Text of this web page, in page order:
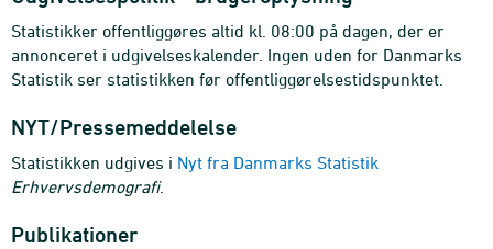
Statistikker offentliggøres altid kl. 08:00 på dagen, der er
annonceret i udgivelseskalender. Ingen uden for Danmarks
Statistik ser statistikken før offentliggørelsestidspunktet.
NYT/Pressemeddelelse
Statistikken udgives i Nyt fra Danmarks Statistik
Erhvervsdemografi.
Publikationer